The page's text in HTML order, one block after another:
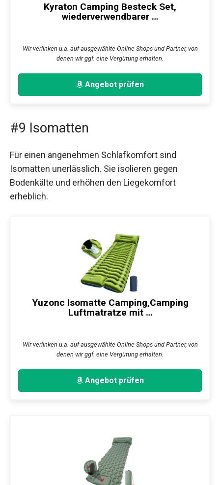
Kyraton Camping Besteck Set,
wiederverwendbarer …
Wir verlinken u.a. auf ausgewählte Online-Shops und Partner, von
denen wir ggf. eine Vergütung erhalten.
Angebot prüfen
#9 Isomatten
Für einen angenehmen Schlafkomfort sind
Isomatten unerlässlich. Sie isolieren gegen
Bodenkälte und erhöhen den Liegekomfort
erheblich.
Yuzonc Isomatte Camping,Camping
Luftmatratze mit …
Wir verlinken u.a. auf ausgewählte Online-Shops und Partner, von
denen wir ggf. eine Vergütung erhalten.
Angebot prüfen